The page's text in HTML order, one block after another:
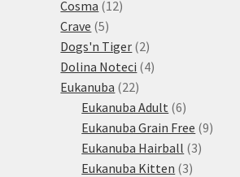
Cosma 1212
Crave 55
produktů
Dogs'n Tiger 22
produkty
Dolina Noteci 44
Eukanuba 2222
produktů
Eukanuba Adult 66
produktů
Eukanuba Grain Free 99
Eukanuba Hairball 33
Eukanuba Kitten 33